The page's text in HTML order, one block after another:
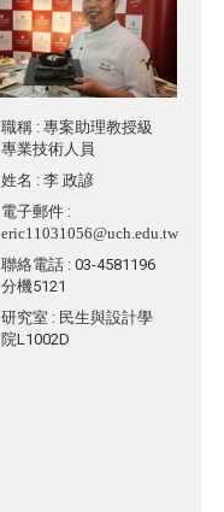
職稱 : 專案助理教授級
專業技術人員
姓名 :李 政諺
電子郵件 :
eric11031056@uch.edu.tw
聯絡電話 : 03-4581196
分機5121
研究室 : 民生與設計學
院L1002D